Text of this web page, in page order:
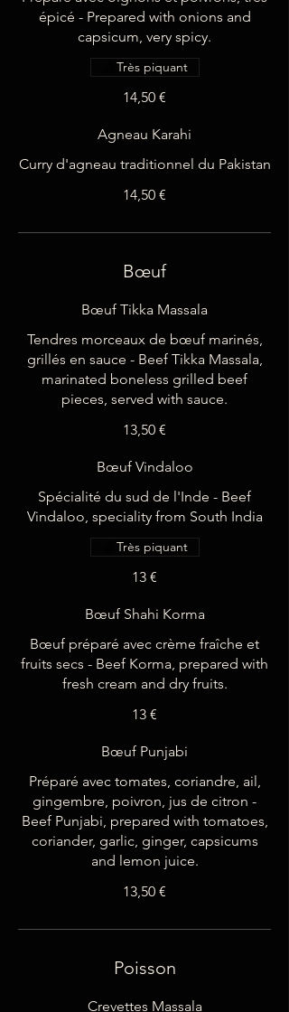
épicé - Prepared with onions and
14,50 €
Très piquant
Agneau Karahi
14,50 €
Bœuf
Bœuf Tikka Massala
Tendres morceaux de bœuf marinés,
grillés en sauce - Beef Tikka Massala,
marinated boneless grilled beef
pieces, served with sauce.
13,50 €
Bœuf Vindaloo
Spécialité du sud de l'Inde - Beef
Vindaloo, speciality from South India
13 €
Très piquant
Bœuf Shahi Korma
Bœuf préparé avec crème fraîche et
fruits secs - Beef Korma, prepared with
fresh cream and dry fruits.
13 €
Bœuf Punjabi
Préparé avec tomates, coriandre, ail,
gingembre, poivron, jus de citron -
Beef Punjabi, prepared with tomatoes,
coriander, garlic, ginger, capsicums
and lemon juice.
13,50 €
Poisson
Crevettes Massala